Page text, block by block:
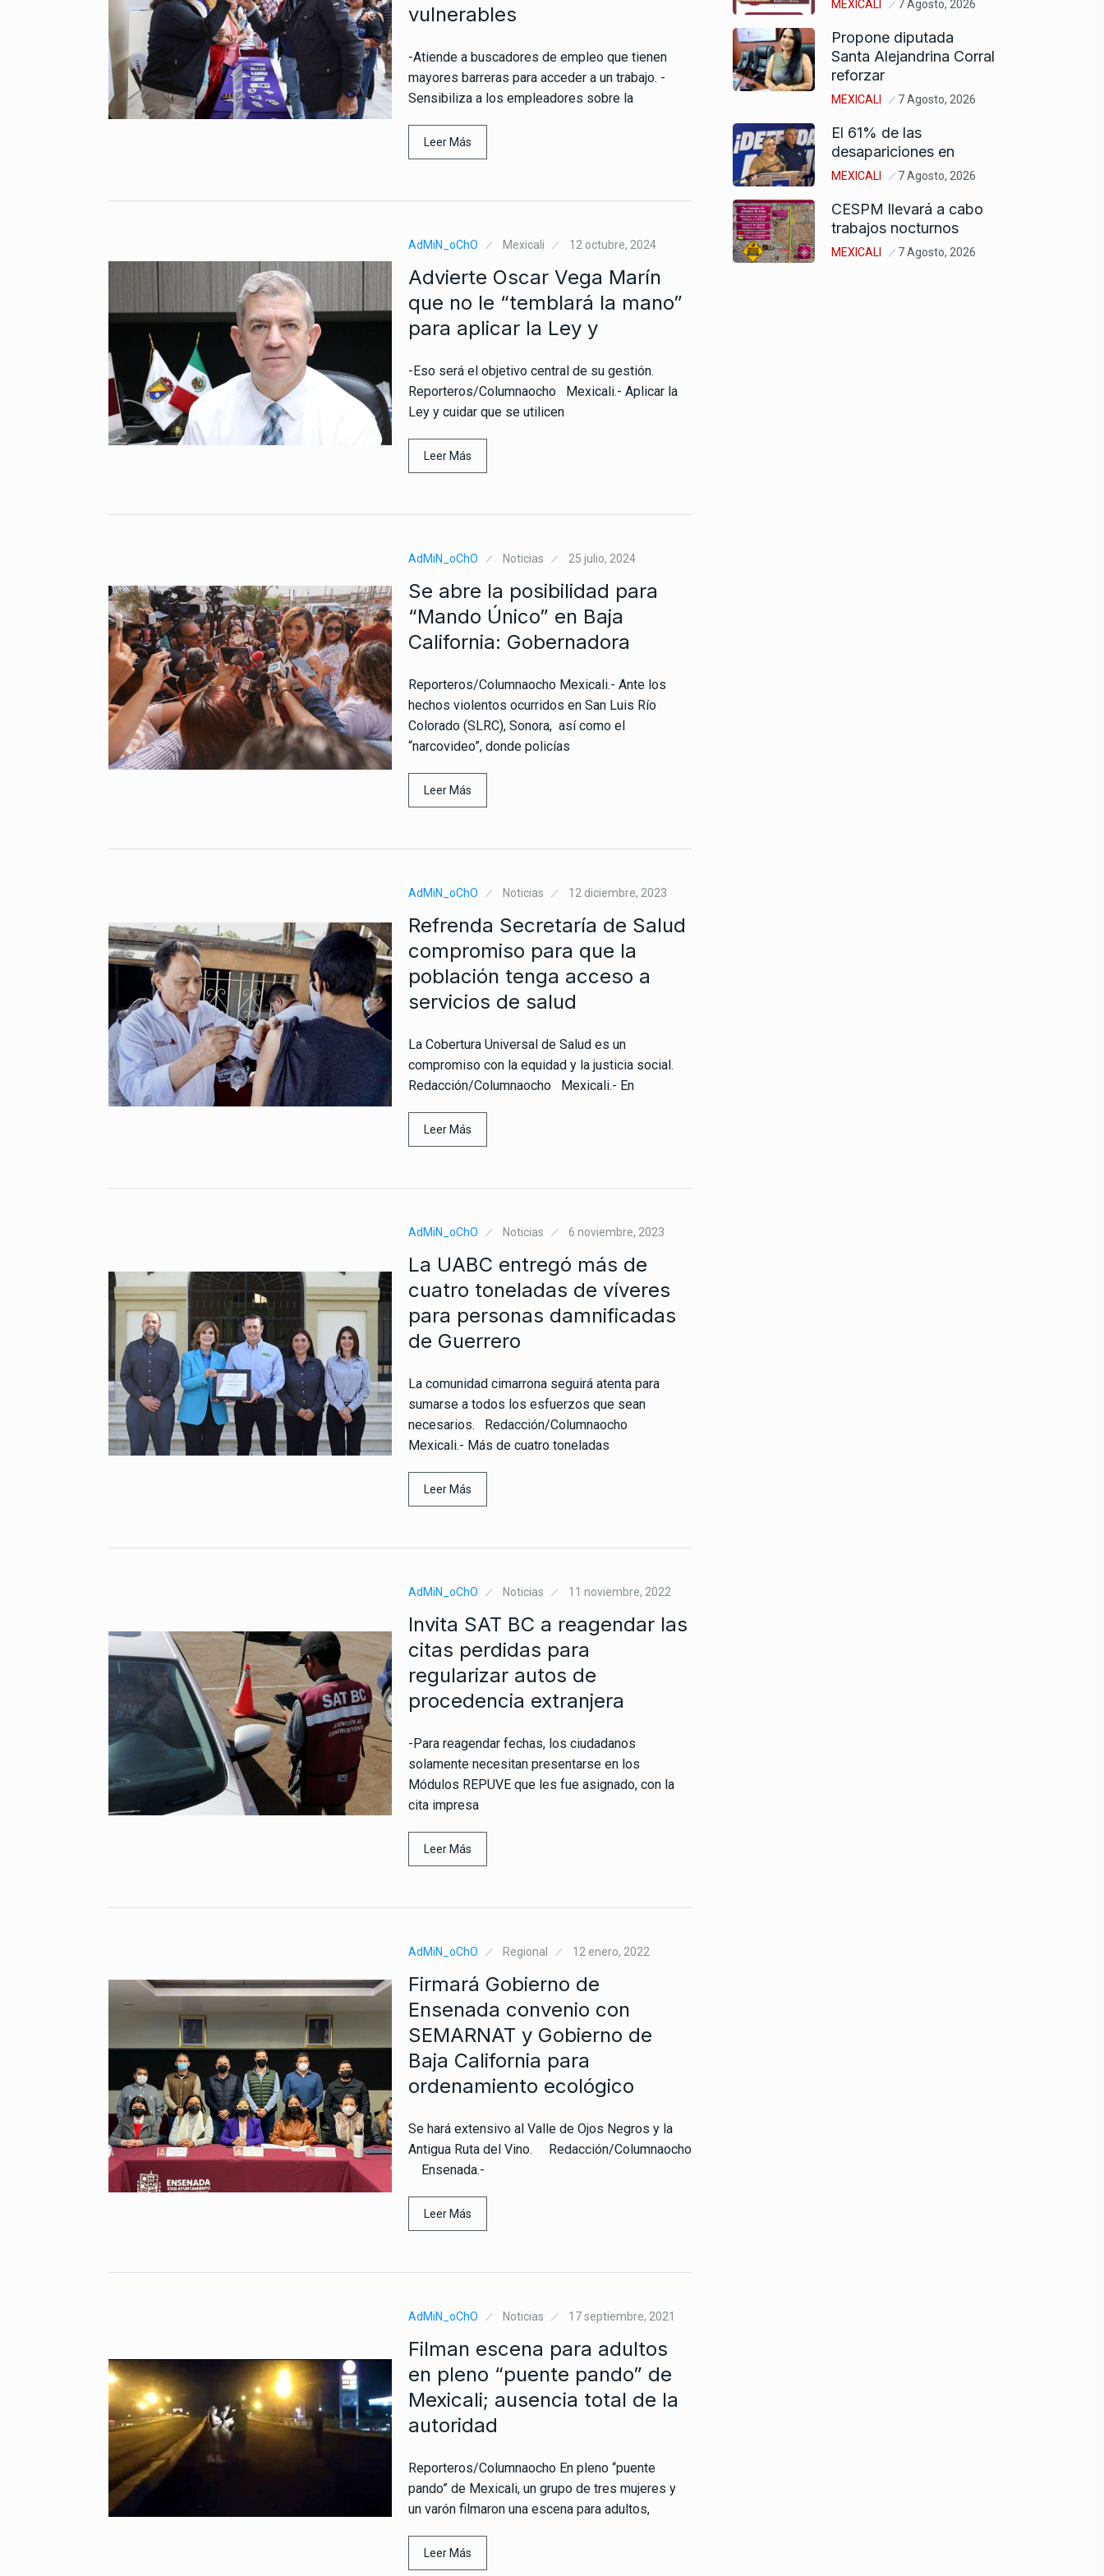
vulnerables
-Atiende a buscadores de empleo que tienen
mayores barreras para acceder a un trabajo. -
Sensibiliza a los empleadores sobre la
Leer Más
AdMiN_oChO Mexicali 12 octubre, 2024
Advierte Oscar Vega Marín
que no le “temblará la mano”
para aplicar la Ley y
-Eso será el objetivo central de su gestión.
Reporteros/Columnaocho Mexicali.- Aplicar la
Ley y cuidar que se utilicen
Leer Más
AdMiN_oChO Noticias 25 julio, 2024
Se abre la posibilidad para
“Mando Único” en Baja
California: Gobernadora
Reporteros/Columnaocho Mexicali.- Ante los
hechos violentos ocurridos en San Luis Río
Colorado (SLRC), Sonora, así como el
“narcovideo”, donde policías
Leer Más
AdMiN_oChO Noticias 12 diciembre, 2023
Refrenda Secretaría de Salud
compromiso para que la
población tenga acceso a
servicios de salud
La Cobertura Universal de Salud es un
compromiso con la equidad y la justicia social.
Redacción/Columnaocho Mexicali.- En
Leer Más
AdMiN_oChO Noticias 6 noviembre, 2023
La UABC entregó más de
cuatro toneladas de víveres
para personas damnificadas
de Guerrero
La comunidad cimarrona seguirá atenta para
sumarse a todos los esfuerzos que sean
necesarios. Redacción/Columnaocho
Mexicali.- Más de cuatro toneladas
Leer Más
AdMiN_oChO Noticias 11 noviembre, 2022
Invita SAT BC a reagendar las
citas perdidas para
regularizar autos de
procedencia extranjera
-Para reagendar fechas, los ciudadanos
solamente necesitan presentarse en los
Módulos REPUVE que les fue asignado, con la
cita impresa
Leer Más
AdMiN_oChO Regional 12 enero, 2022
Firmará Gobierno de
Ensenada convenio con
SEMARNAT y Gobierno de
Baja California para
ordenamiento ecológico
Se hará extensivo al Valle de Ojos Negros y la
Antigua Ruta del Vino. Redacción/Columnaocho
Ensenada.-
Leer Más
AdMiN_oChO Noticias 17 septiembre, 2021
Filman escena para adultos
en pleno “puente pando” de
Mexicali; ausencia total de la
autoridad
Reporteros/Columnaocho En pleno “puente
pando” de Mexicali, un grupo de tres mujeres y
un varón filmaron una escena para adultos,
Leer Más
MEXICALI 7 Agosto, 2026
Propone diputada
Santa Alejandrina Corral
reforzar
MEXICALI 7 Agosto, 2026
El 61% de las
desapariciones en
MEXICALI 7 Agosto, 2026
CESPM llevará a cabo
trabajos nocturnos
MEXICALI 7 Agosto, 2026